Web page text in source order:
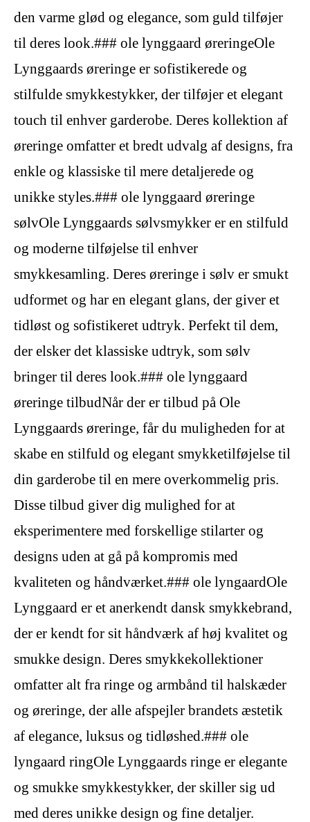
den varme glød og elegance, som guld tilføjer
til deres look.### ole lynggaard øreringeOle
Lynggaards øreringe er sofistikerede og
stilfulde smykkestykker, der tilføjer et elegant
touch til enhver garderobe. Deres kollektion af
øreringe omfatter et bredt udvalg af designs, fra
enkle og klassiske til mere detaljerede og
unikke styles.### ole lynggaard øreringe
sølvOle Lynggaards sølvsmykker er en stilfuld
og moderne tilføjelse til enhver
smykkesamling. Deres øreringe i sølv er smukt
udformet og har en elegant glans, der giver et
tidløst og sofistikeret udtryk. Perfekt til dem,
der elsker det klassiske udtryk, som sølv
bringer til deres look.### ole lynggaard
øreringe tilbudNår der er tilbud på Ole
Lynggaards øreringe, får du muligheden for at
skabe en stilfuld og elegant smykketilføjelse til
din garderobe til en mere overkommelig pris.
Disse tilbud giver dig mulighed for at
eksperimentere med forskellige stilarter og
designs uden at gå på kompromis med
kvaliteten og håndværket.### ole lyngaardOle
Lynggaard er et anerkendt dansk smykkebrand,
der er kendt for sit håndværk af høj kvalitet og
smukke design. Deres smykkekollektioner
omfatter alt fra ringe og armbånd til halskæder
og øreringe, der alle afspejler brandets æstetik
af elegance, luksus og tidløshed.### ole
lyngaard ringOle Lynggaards ringe er elegante
og smukke smykkestykker, der skiller sig ud
med deres unikke design og fine detaljer.